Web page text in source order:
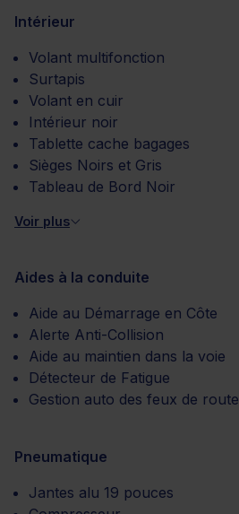
Intérieur
Volant multifonction
Surtapis
Volant en cuir
Intérieur noir
Tablette cache bagages
Sièges Noirs et Gris
Tableau de Bord Noir
Voir plus
Aides à la conduite
Aide au Démarrage en Côte
Alerte Anti-Collision
Aide au maintien dans la voie
Détecteur de Fatigue
Gestion auto des feux de route
Pneumatique
Jantes alu 19 pouces